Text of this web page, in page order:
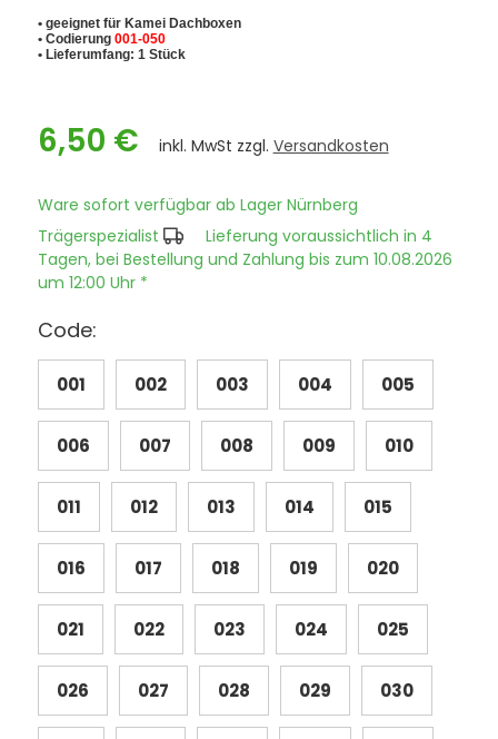
• geeignet für Kamei Dachboxen
• Codierung 001-050
• Lieferumfang: 1 Stück
6,50 € inkl. MwSt zzgl. Versandkosten
Ware sofort verfügbar ab Lager Nürnberg
Trägerspezialist
Lieferung voraussichtlich in 4
Tagen, bei Bestellung und Zahlung bis zum 10.08.2026
um 12:00 Uhr *
Code:
001 002 003 004 005
006 007 008 009 010
011 012 013 014 015
016 017 018 019 020
021 022 023 024 025
026 027 028 029 030